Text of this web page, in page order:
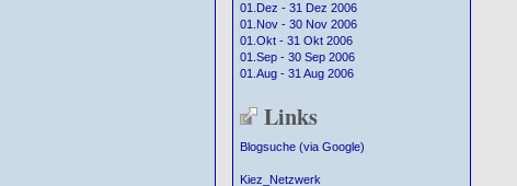
01.Dez - 31 Dez 2006
01.Nov - 30 Nov 2006
01.Okt - 31 Okt 2006
01.Sep - 30 Sep 2006
01.Aug - 31 Aug 2006
Links
Blogsuche (via Google)
Kiez_Netzwerk